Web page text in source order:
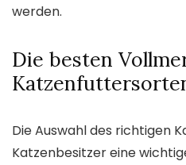
werden.
Die besten
Die Auswahl des richtigen
Katzenbesitzer eine